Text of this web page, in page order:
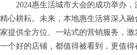
2024惠生活城市大会的成功举办
精心耕耘。未来，本地惠生活将深入
家提供全方位、一站式的营销服务，
一个好的店铺，都值得被看到，更值